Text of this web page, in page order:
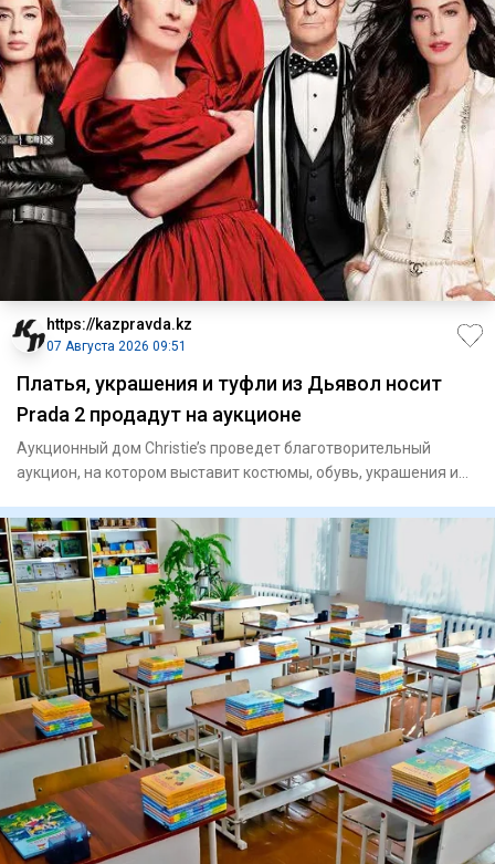
https://kazpravda.kz
07 Августа 2026 09:51
Платья, украшения и туфли из Дьявол носит
Prada 2 продадут на аукционе
Аукционный дом Christie’s проведет благотворительный
аукцион, на котором выставит костюмы, обувь, украшения и